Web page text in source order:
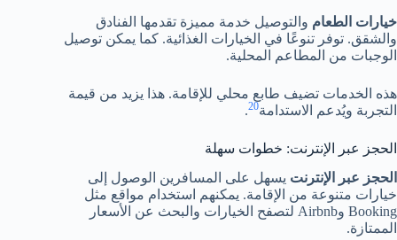
خيارات الطعام والتوصيل خدمة مميزة تقدمها الفنادق
والشقق. توفر تنوعًا في الخيارات الغذائية. كما يمكن توصيل
الوجبات من المطاعم المحلية.
هذه الخدمات تضيف طابع محلي للإقامة. هذا يزيد من قيمة
التجربة ويُدعم الاستدامة20
.
الحجز عبر الإنترنت: خطوات سهلة
الحجز عبر الإنترنت يسهل على المسافرين الوصول إلى
خيارات متنوعة من الإقامة. يمكنهم استخدام مواقع مثل
Booking وAirbnb لتصفح الخيارات والبحث عن الأسعار
الممتازة.